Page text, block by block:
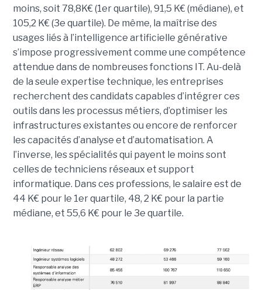
moins, soit 78,8K€ (1er quartile), 91,5 K€ (médiane), et
105,2 K€ (3e quartile). De même, la maîtrise des
usages liés à l’intelligence artificielle générative
s’impose progressivement comme une compétence
attendue dans de nombreuses fonctions IT. Au-delà
de la seule expertise technique, les entreprises
recherchent des candidats capables d’intégrer ces
outils dans les processus métiers, d’optimiser les
infrastructures existantes ou encore de renforcer
les capacités d’analyse et d’automatisation. A
l’inverse, les spécialités qui payent le moins sont
celles de techniciens réseaux et support
informatique. Dans ces professions, le salaire est de
44 K€ pour le 1er quartile, 48, 2 K€ pour la partie
médiane, et 55,6 K€ pour le 3e quartile.